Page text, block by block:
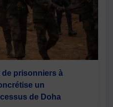
de prisonniers à
un
de Doha